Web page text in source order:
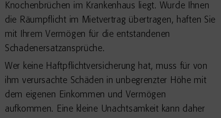
Knochenbrüchen im Krankenhaus liegt. Wurde Ihnen
die Räumpflicht im Mietvertrag übertragen, haften Sie
mit Ihrem Vermögen für die entstandenen
Schadenersatzansprüche.
Wer keine Haftpflichtversicherung hat, muss für von
ihm verursachte Schäden in unbegrenzter Höhe mit
dem eigenen Einkommen und Vermögen
aufkommen. Eine kleine Unachtsamkeit kann daher